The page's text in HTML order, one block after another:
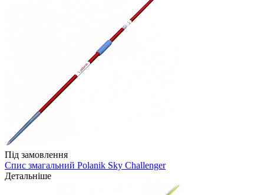
Під замовлення
Спис змагальний Polanik Sky Challenger
Детальніше